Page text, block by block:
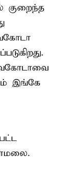
குறைந்த
இங்கே